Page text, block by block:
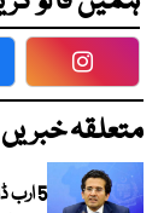
متعلقہ خبریں
5